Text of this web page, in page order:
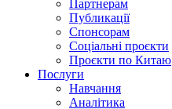
Партнерам
Публикації
Спонсорам
Соціальні проєкти
Проєкти по Китаю
Послуги
Навчання
Аналітика